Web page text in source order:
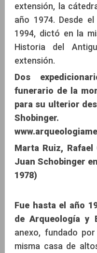
extensión, la
año 1974. Desde
1994, dictó en la
Historia del
extensión.
Dos
funerario de la
para su ulterior
Marta Ruiz,
Juan Schobinger
1978)
Fue hasta el año
de Arqueología y
anexo, fundado
misma casa de